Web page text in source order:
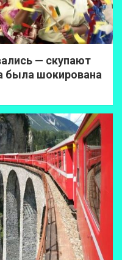
— скупают
была шокирована